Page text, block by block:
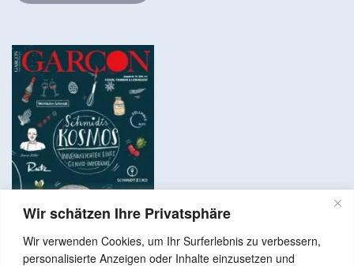
Wir schätzen Ihre Privatsphäre
Wir verwenden Cookies, um Ihr Surferlebnis zu verbessern,
personalisierte Anzeigen oder Inhalte einzusetzen und